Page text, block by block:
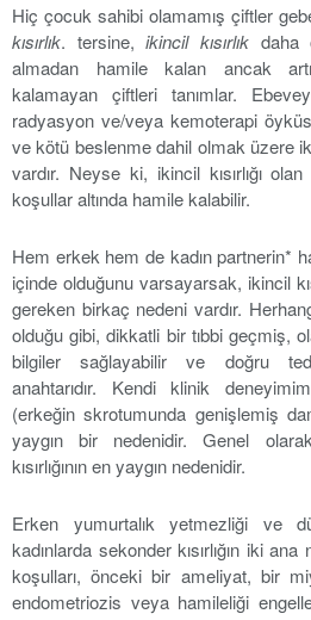
Hiç çocuk sahibi olamamış çiftler
kısırlık. tersine,ikincil kısırlık daha
almadan hamile kalan ancak
kalamayan çiftleri tanımlar.
radyasyon ve/veya kemoterapi
ve kötü beslenme dahil olmak üzere
vardır. Neyse ki, ikincil kısırlığı
koşullar altında hamile kalabilir.
Hem erkek hem de kadın partnerin*
içinde olduğunu varsayarsak, ikincil
gereken birkaç nedeni vardır.
olduğu gibi, dikkatli bir tıbbi geçmiş,
bilgiler sağlayabilir ve doğru
anahtarıdır. Kendi klinik
(erkeğin skrotumunda genişlemiş
yaygın bir nedenidir. Genel
kısırlığının en yaygın nedenidir.
Erken yumurtalık yetmezliği ve
kadınlarda sekonder kısırlığın iki
koşulları, önceki bir ameliyat, bir
endometriozis veya hamileliği